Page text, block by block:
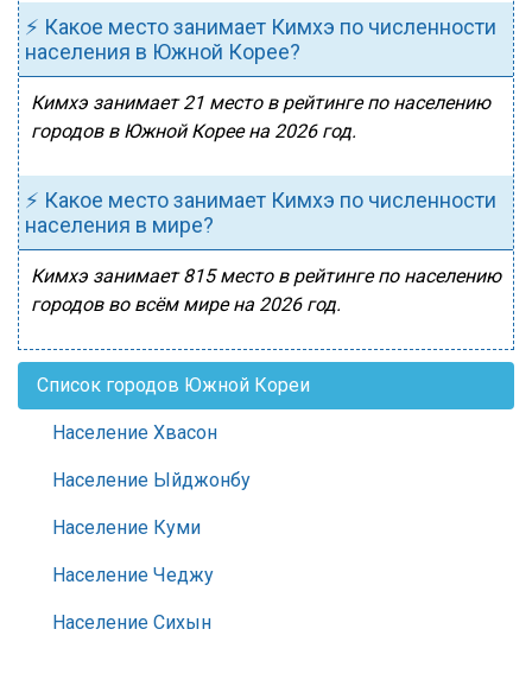
⚡ Какое место занимает Кимхэ по численности
населения в Южной Корее?
Кимхэ занимает 21 место в рейтинге по населению
городов в Южной Корее на 2026 год.
⚡ Какое место занимает Кимхэ по численности
населения в мире?
Кимхэ занимает 815 место в рейтинге по населению
городов во всём мире на 2026 год.
Список городов Южной Кореи
Население Хвасон
Население Ыйджонбу
Население Куми
Население Чеджу
Население Сихын